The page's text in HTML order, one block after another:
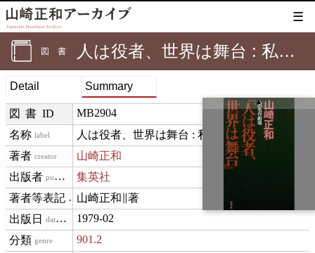
☰
図書 人は役者、世界は舞台 : 私の名作劇場
Detail Summary
▲
図書ID MB2904
label 人は役者、世界は舞台 : 私の名作劇場
creator 山崎正和
publisher 集英社
creditText
山崎正和∥著
datePublished 1979-02
genre 901.2